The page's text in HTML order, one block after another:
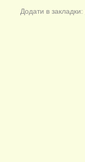
Додати в закладки: